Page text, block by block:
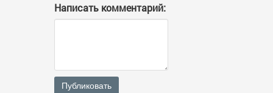
Написать комментарий:
Публиковать